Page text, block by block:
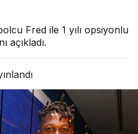
Fred ile 1 yılı opsiyonlu
açıkladı.